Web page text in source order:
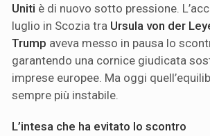
Uniti è di nuovo sotto pressione.
luglio in Scozia tra Ursula von der
Trump aveva messo in pausa lo
garantendo una cornice giudicata
imprese europee. Ma oggi
sempre più instabile.
L’intesa che ha evitato lo scontro